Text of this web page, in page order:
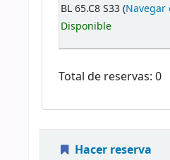
BL 65.C8 S33 (
Disponible
Total de reservas: 0
Hacer reserva